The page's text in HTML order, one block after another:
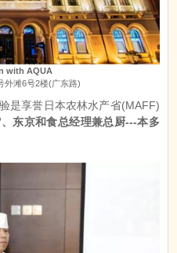
with AQUA
外滩6号2楼(广东路)
是享誉日本农林水产省(MAFF)
东京和食总经理兼总厨---本多